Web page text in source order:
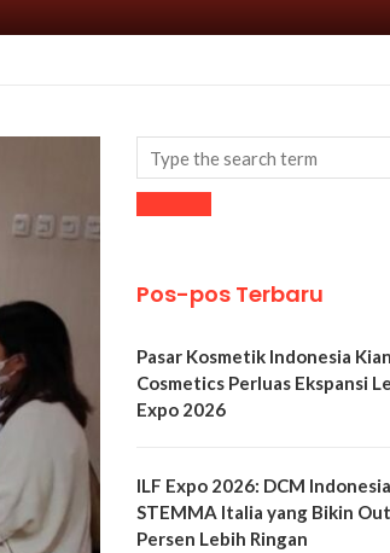
Pos-pos Terbaru
Pasar Kosmetik Indonesia
Cosmetics Perluas Ekspansi
Expo 2026
ILF Expo 2026: DCM
STEMMA Italia yang Bikin
Persen Lebih Ringan